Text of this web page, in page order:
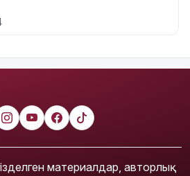
материалдар, авторлық